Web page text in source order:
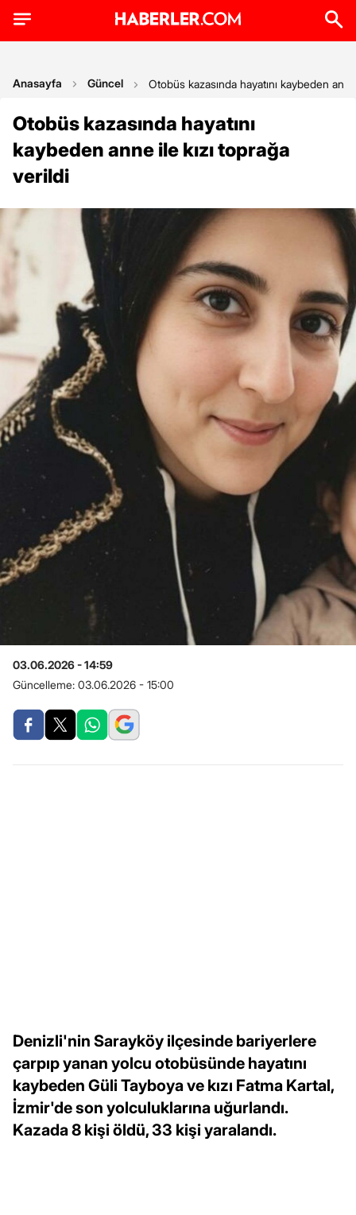
Anasayfa Güncel Otobüs kazasında hayatını kaybeden
Otobüs kazasında hayatını
kaybeden anne ile kızı toprağa
verildi
03.06.2026 - 14:59
Güncelleme: 03.06.2026 - 15:00
Denizli'nin Sarayköy ilçesinde bariyerlere
çarpıp yanan yolcu otobüsünde hayatını
kaybeden Güli Tayboya ve kızı Fatma Kartal,
İzmir'de son yolculuklarına uğurlandı.
Kazada 8 kişi öldü, 33 kişi yaralandı.